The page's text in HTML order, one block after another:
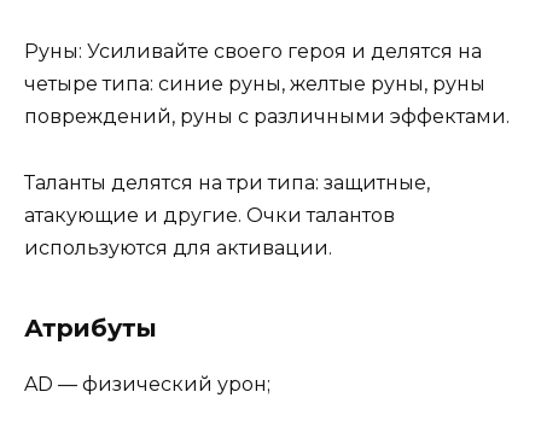
Руны: Усиливайте своего героя и делятся на
четыре типа: синие руны, желтые руны, руны
повреждений, руны с различными эффектами.
Таланты делятся на три типа: защитные,
атакующие и другие. Очки талантов
используются для активации.
Атрибуты
AD — физический урон;